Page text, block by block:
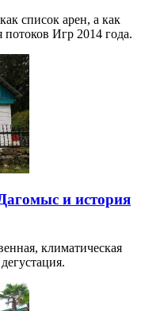
список арен, а как
Игр 2014 года.
и история
климатическая